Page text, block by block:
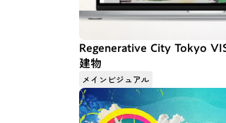
Regenerative City Tokyo
建物
メインビジュアル